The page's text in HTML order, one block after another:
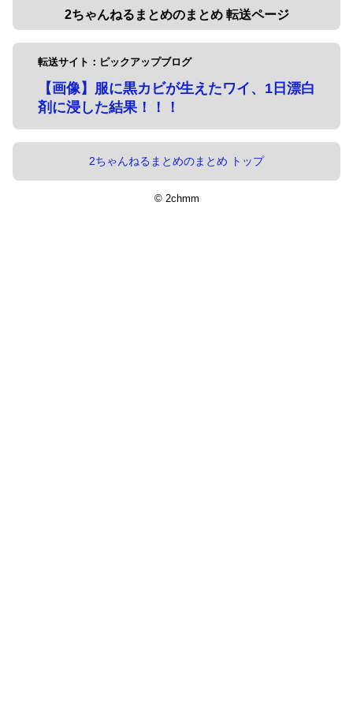
2ちゃんねるまとめのまとめ 転送ページ
転送サイト：ピックアップブログ
【画像】服に黒カビが生えたワイ、1日漂白
剤に浸した結果！！！
2ちゃんねるまとめのまとめ トップ
© 2chmm